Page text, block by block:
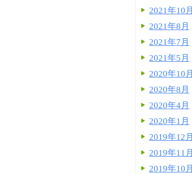
2021年10月
2021年8月
2021年7月
2021年5月
2020年10月
2020年8月
2020年4月
2020年1月
2019年12月
2019年11月
2019年10月